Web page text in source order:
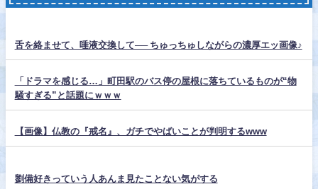
舌を絡ませて、唾液交換して── ちゅっちゅしながらの濃厚エッ画像♪
「ドラマを感じる…」町田駅のバス停の屋根に落ちているものが“物
騒すぎる”と話題にｗｗｗ
【画像】仏教の『戒名』、ガチでやばいことが判明するwww
劉備好きっていう人あんま見たことない気がする